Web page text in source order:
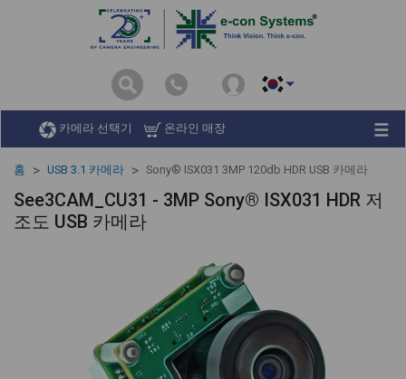
카메라 선택기 온라인 매장
홈 USB 3.1 카메라 Sony® ISX031 3MP 120db HDR USB 카메라
See3CAM_CU31 - 3MP Sony® ISX031 HDR 저
조도 USB 카메라